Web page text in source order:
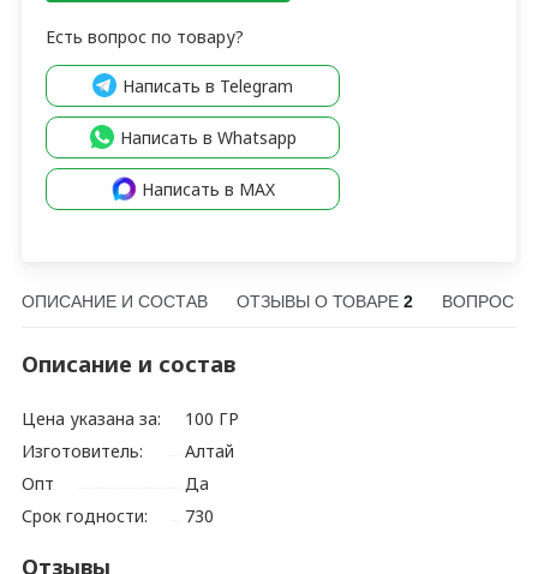
Есть вопрос по товару?
Написать в Telegram
Написать в Whatsapp
Написать в MAX
ОПИСАНИЕ И СОСТАВ ОТЗЫВЫ О ТОВАРЕ2 ВОПРОС О
Описание и состав
Цена указана за:
100 ГР
Изготовитель:
Алтай
Опт
Да
Срок годности:
730
Отзывы